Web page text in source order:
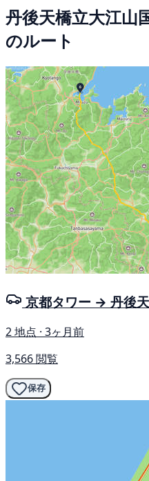
丹後天橋立大江山
のルート
京都タワー → 丹後
2 地点 · 3ヶ月前
3,566 閲覧
保存